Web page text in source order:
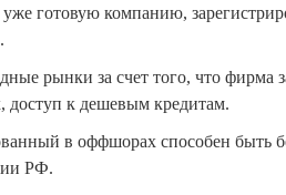
готовую компанию,
рынки за счет того, что фирма
доступ к дешевым кредитам.
в оффшорах способен быть
РФ.